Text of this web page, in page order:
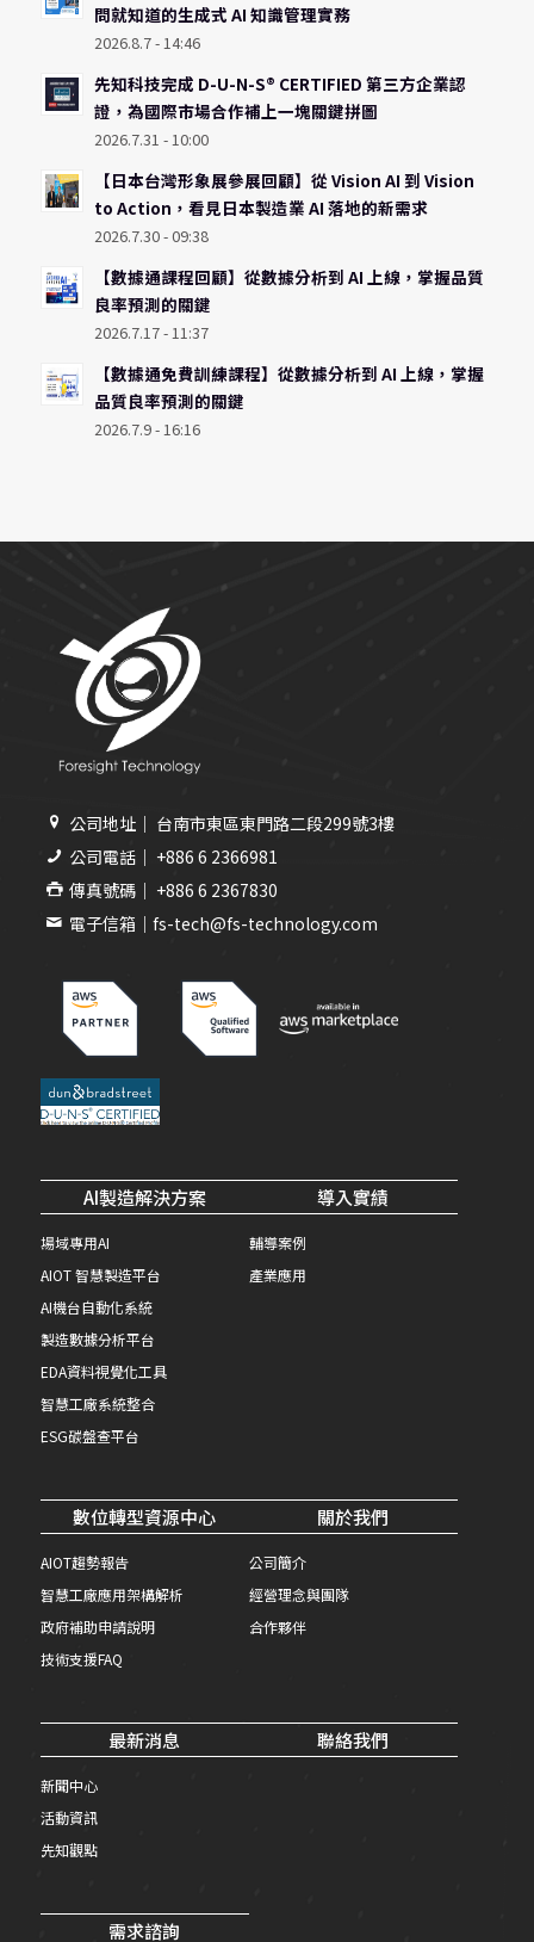
問就知道的生成式 AI 知識管理實務
2026.8.7 - 14:46
先知科技完成 D-U-N-S® CERTIFIED 第三方企業認
證，為國際市場合作補上一塊關鍵拼圖
2026.7.31 - 10:00
【日本台灣形象展參展回顧】從 Vision AI 到 Vision
to Action，看見日本製造業 AI 落地的新需求
2026.7.30 - 09:38
【數據通課程回顧】從數據分析到 AI 上線，掌握品質
良率預測的關鍵
2026.7.17 - 11:37
【數據通免費訓練課程】從數據分析到 AI 上線，掌握
品質良率預測的關鍵
2026.7.9 - 16:16
公司地址｜ 台南市東區東門路二段299號3樓
公司電話｜ +886 6 2366981
傳真號碼｜ +886 6 2367830
電子信箱｜fs-tech@fs-technology.com
AI製造解決方案
場域專用AI
AIOT 智慧製造平台
AI機台自動化系統
製造數據分析平台
EDA資料視覺化工具
智慧工廠系統整合
ESG碳盤查平台
導入實績
輔導案例
產業應用
數位轉型資源中心
AIOT趨勢報告
智慧工廠應用架構解析
政府補助申請說明
技術支援FAQ
關於我們
公司簡介
經營理念與團隊
合作夥伴
最新消息
新聞中心
活動資訊
先知觀點
聯絡我們
需求諮詢